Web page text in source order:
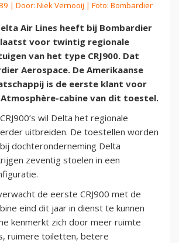
| Door: Niek Vernooij | Foto: Bombardier
Air Lines heeft bij Bombardier
voor twintig regionale
van het type CRJ900. Dat
Aerospace. De Amerikaanse
is de eerste klant voor
cabine van dit toestel.
wil Delta het regionale
uitbreiden. De toestellen worden
dochteronderneming Delta
zeventig stoelen in een
de eerste CRJ900 met de
eind dit jaar in dienst te kunnen
kenmerkt zich door meer ruimte
ruimere toiletten, betere